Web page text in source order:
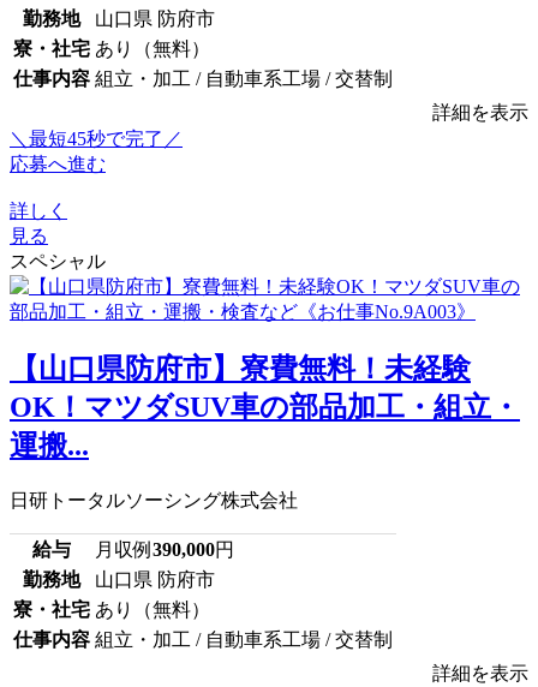
勤務地
山口県 防府市
寮・社宅 あり（無料）
仕事内容 組立・加工 / 自動車系工場 / 交替制
詳細を表示
＼最短45秒で完了／
応募へ進む
詳しく
見る
スペシャル
【山口県防府市】寮費無料！未経験
OK！マツダSUV車の部品加工・組立・
運搬...
日研トータルソーシング株式会社
給与 月収例 390,000円
勤務地
山口県 防府市
寮・社宅 あり（無料）
仕事内容 組立・加工 / 自動車系工場 / 交替制
詳細を表示